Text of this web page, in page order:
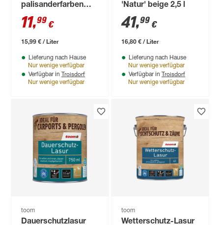
palisanderfarben
750 ml
11,99 €
15,99 € / Liter
Lieferung nach Hause
Nur wenige verfügbar
Verfügbar in Troisdorf
Nur wenige verfügbar
'Natur' beige 2,5 l
41,99 €
16,80 € / Liter
Lieferung nach Hause
Nur wenige verfügbar
Verfügbar in Troisdorf
Nur wenige verfügbar
toom
Dauerschutzlasur
toom
Wetterschutz-Lasur